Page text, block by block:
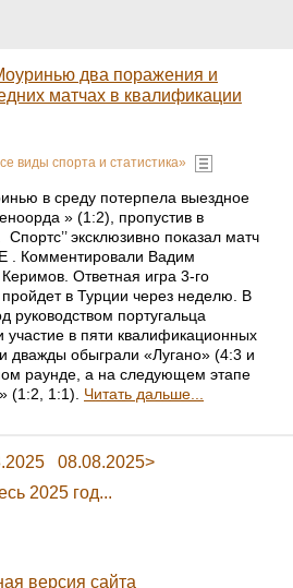
два поражения и
матчах в квалификации
виды спорта и статистика»
в среду потерпела выездное
» (1:2), пропустив в
эксклюзивно показал матч
. Комментировали Вадим
Ответная игра 3-го
в Турции через неделю. В
руководством португальца
в пяти квалификационных
дважды обыграли «Лугано» (4:3 и
раунде, а на следующем этапе
(1:2, 1:1). Читать дальше...
08.08.2025>
2025 год...
версия сайта